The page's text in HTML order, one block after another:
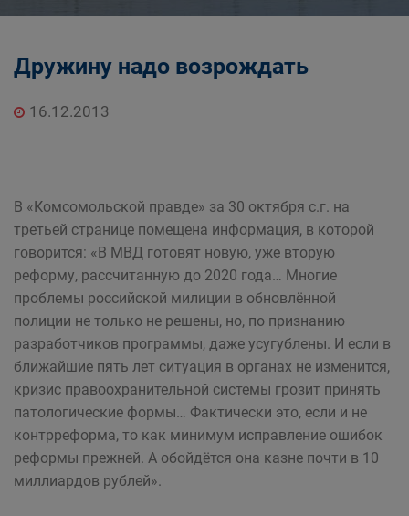
Дружину надо возрождать
16.12.2013
В «Комсомольской правде» за 30 октября с.г. на
третьей странице помещена информация, в которой
говорится: «В МВД готовят новую, уже вторую
реформу, рассчитанную до 2020 года… Многие
проблемы российской милиции в обновлённой
полиции не только не решены, но, по признанию
разработчиков программы, даже усугублены. И если в
ближайшие пять лет ситуация в органах не изменится,
кризис правоохранительной системы грозит принять
патологические формы… Фактически это, если и не
контрреформа, то как минимум исправление ошибок
реформы прежней. А обойдётся она казне почти в 10
миллиардов рублей».